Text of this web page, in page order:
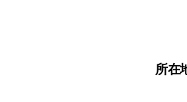
所在